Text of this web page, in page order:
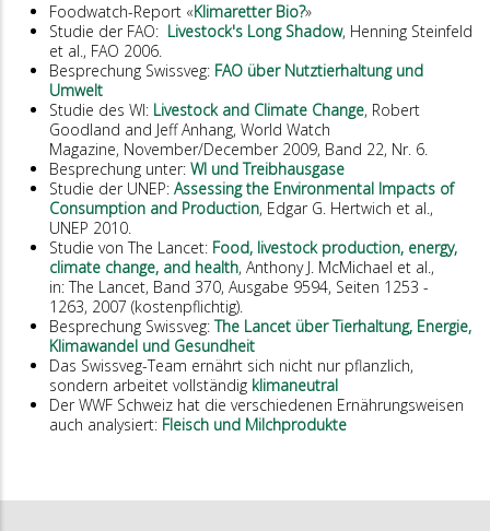
Foodwatch-Report «Klimaretter Bio?»
Studie der FAO: Livestock's Long Shadow, Henning Steinfeld
et al., FAO 2006.
Besprechung Swissveg: FAO über Nutztierhaltung und
Umwelt
Studie des WI: Livestock and Climate Change, Robert
Goodland and Jeff Anhang, World Watch
Magazine, November/December 2009, Band 22, Nr. 6.
Besprechung unter: WI und Treibhausgase
Studie der UNEP: Assessing the Environmental Impacts of
Consumption and Production, Edgar G. Hertwich et al.,
UNEP 2010.
Studie von The Lancet: Food, livestock production, energy,
climate change, and health, Anthony J. McMichael et al.,
in: The Lancet, Band 370, Ausgabe 9594, Seiten 1253 -
1263, 2007 (kostenpflichtig).
Besprechung Swissveg:The Lancet über Tierhaltung, Energie,
Klimawandel und Gesundheit
Das Swissveg-Team ernährt sich nicht nur pflanzlich,
sondern arbeitet vollständig klimaneutral
Der WWF Schweiz hat die verschiedenen Ernährungsweisen
auch analysiert: Fleisch und Milchprodukte